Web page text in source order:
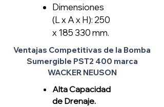
Dimensiones
(L x A x H): 250
x 185 330 mm.
Ventajas Competitivas de la Bomba
Sumergible PST2 400 marca
WACKER NEUSON
Alta Capacidad
de Drenaje.